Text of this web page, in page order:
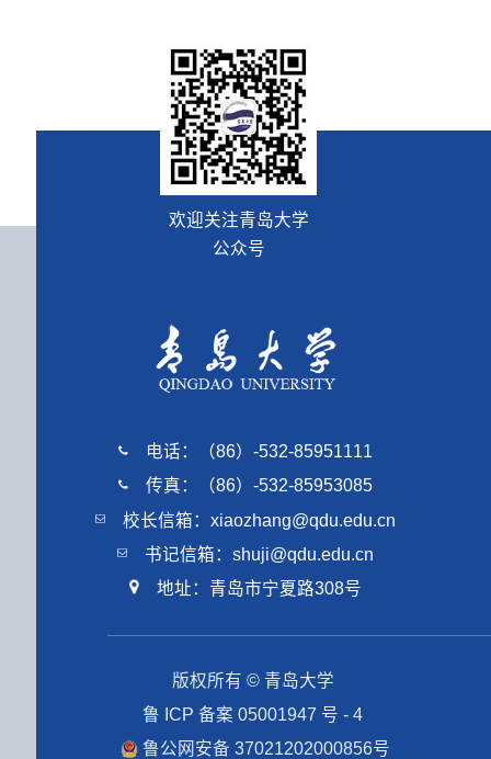
欢迎关注青岛大学
公众号
电话：（86）-532-85951111
传真：（86）-532-85953085
校长信箱：xiaozhang@qdu.edu.cn
书记信箱：shuji@qdu.edu.cn
地址：青岛市宁夏路308号
版权所有 © 青岛大学
鲁 ICP 备案 05001947 号 - 4
鲁公网安备 37021202000856号